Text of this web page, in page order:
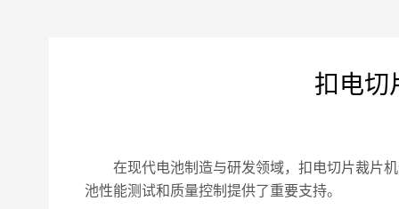
扣电切
在现代电池制造与研发领域，扣电切片裁片机
池性能测试和质量控制提供了重要支持。